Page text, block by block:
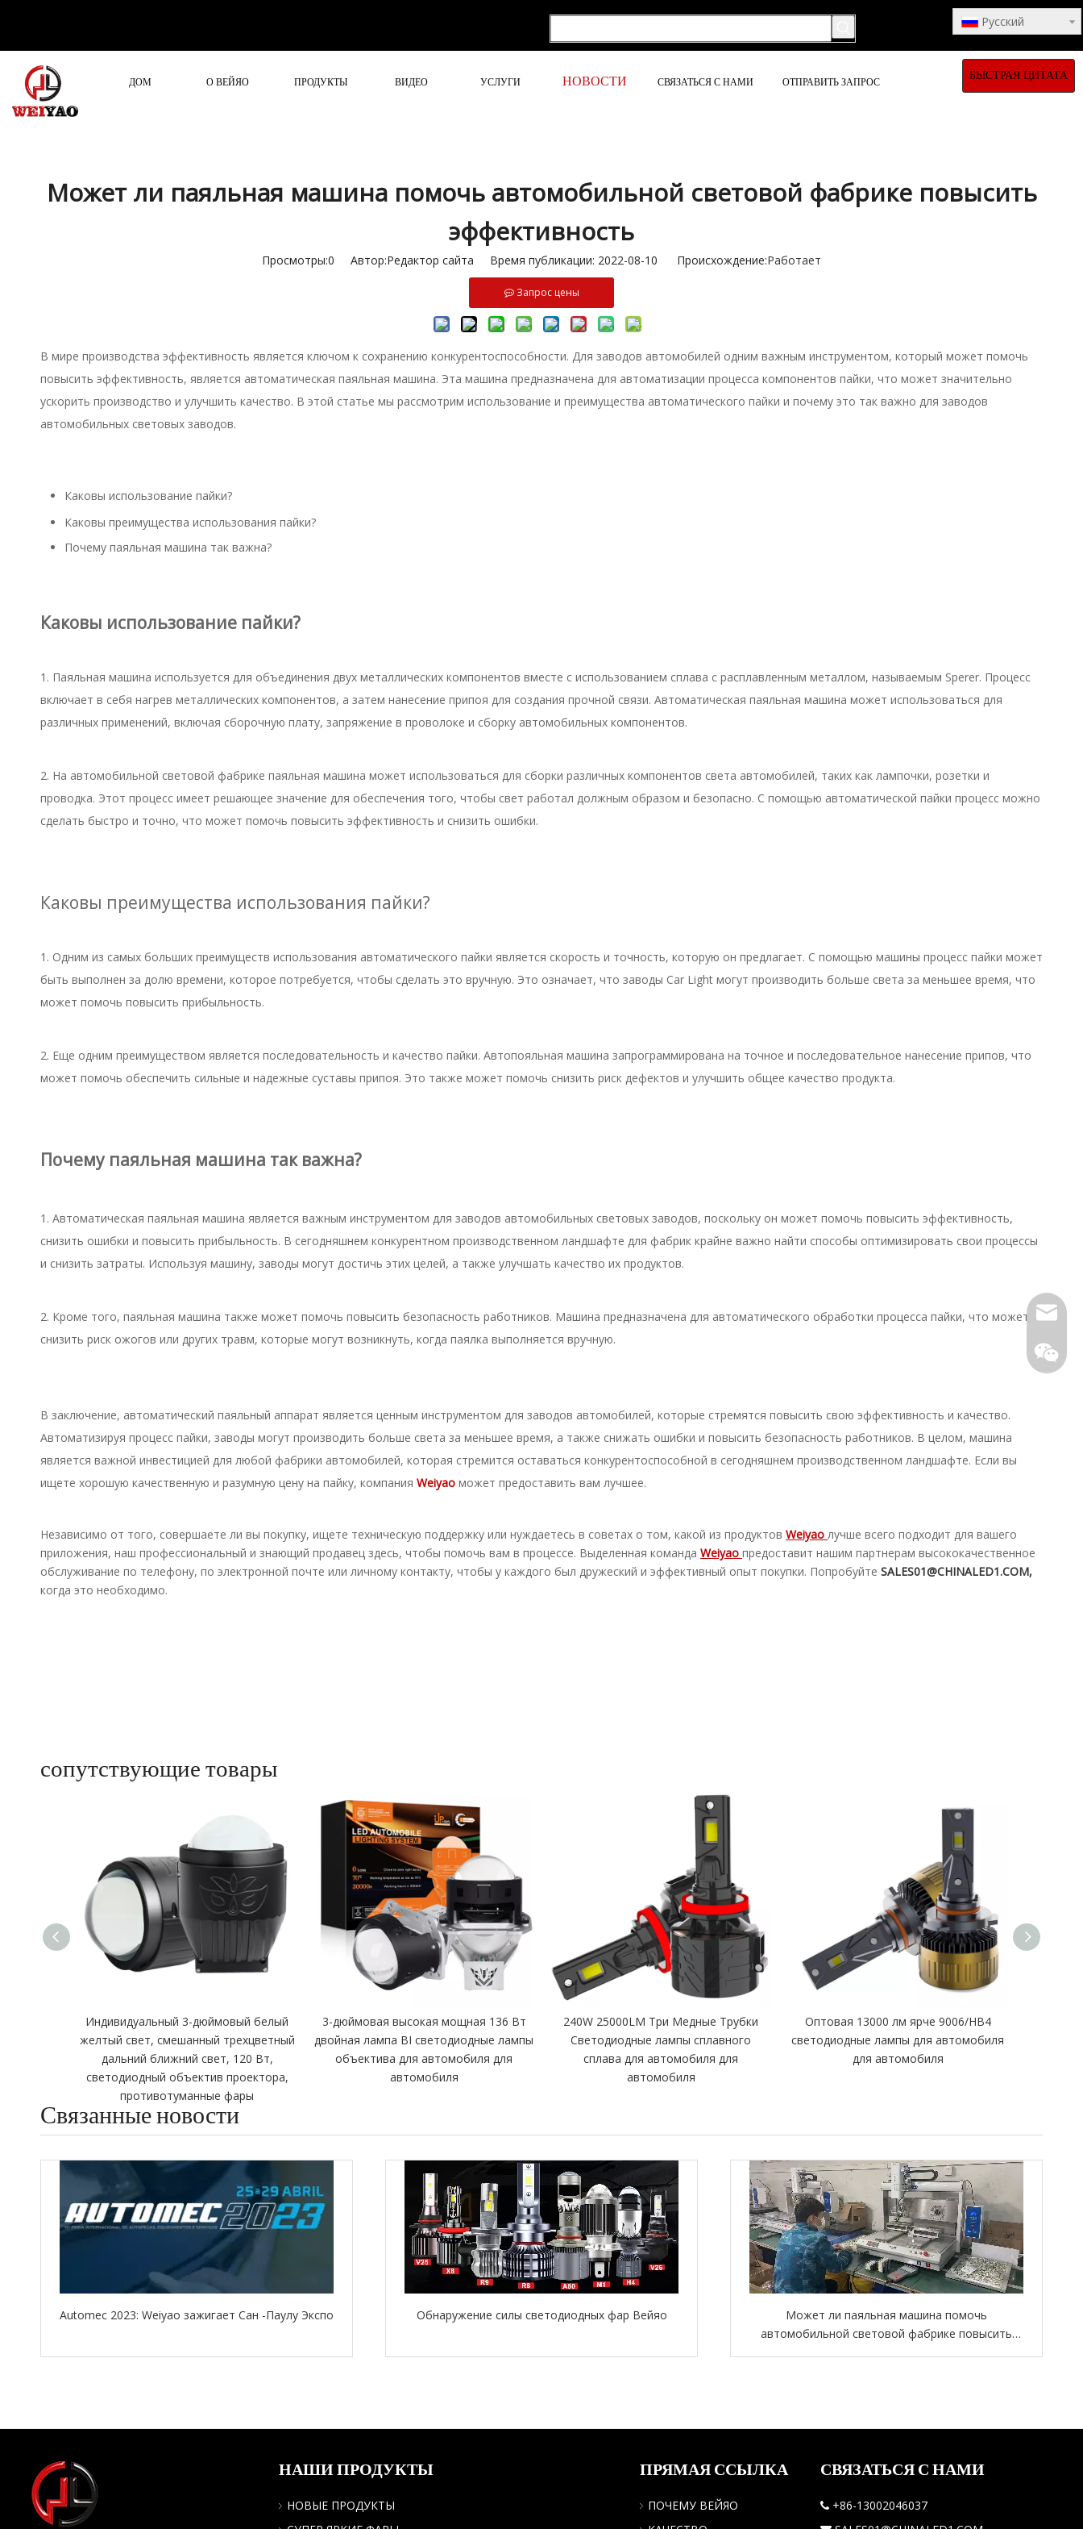
Pусский
ДОМ О ВЕЙЯО ПРОДУКТЫ ВИДЕО УСЛУГИ НОВОСТИ СВЯЗАТЬСЯ С НАМИ ОТПРАВИТЬ ЗАПРОС БЫСТРАЯ ЦИТАТА
Может ли паяльная машина помочь автомобильной световой фабрике повысить
эффективность
Просмотры:0 Автор:Pедактор сайта Время публикации: 2022-08-10 Происхождение:Работает
Запрос цены
В мире производства эффективность является ключом к сохранению конкурентоспособности. Для заводов автомобилей одним важным инструментом, который может помочь
повысить эффективность, является автоматическая паяльная машина. Эта машина предназначена для автоматизации процесса компонентов пайки, что может значительно
ускорить производство и улучшить качество. В этой статье мы рассмотрим использование и преимущества автоматического пайки и почему это так важно для заводов
автомобильных световых заводов.
Каковы использование пайки?
Каковы преимущества использования пайки?
Почему паяльная машина так важна?
Каковы использование пайки?
1. Паяльная машина используется для объединения двух металлических компонентов вместе с использованием сплава с расплавленным металлом, называемым Sperer. Процесс
включает в себя нагрев металлических компонентов, а затем нанесение припоя для создания прочной связи. Автоматическая паяльная машина может использоваться для
различных применений, включая сборочную плату, запряжение в проволоке и сборку автомобильных компонентов.
2. На автомобильной световой фабрике паяльная машина может использоваться для сборки различных компонентов света автомобилей, таких как лампочки, розетки и
проводка. Этот процесс имеет решающее значение для обеспечения того, чтобы свет работал должным образом и безопасно. С помощью автоматической пайки процесс можно
сделать быстро и точно, что может помочь повысить эффективность и снизить ошибки.
Каковы преимущества использования пайки?
1. Одним из самых больших преимуществ использования автоматического пайки является скорость и точность, которую он предлагает. С помощью машины процесс пайки может
быть выполнен за долю времени, которое потребуется, чтобы сделать это вручную. Это означает, что заводы Car Light могут производить больше света за меньшее время, что
может помочь повысить прибыльность.
2. Еще одним преимуществом является последовательность и качество пайки. Автопояльная машина запрограммирована на точное и последовательное нанесение припов, что
может помочь обеспечить сильные и надежные суставы припоя. Это также может помочь снизить риск дефектов и улучшить общее качество продукта.
Почему паяльная машина так важна?
1. Автоматическая паяльная машина является важным инструментом для заводов автомобильных световых заводов, поскольку он может помочь повысить эффективность,
снизить ошибки и повысить прибыльность. В сегодняшнем конкурентном производственном ландшафте для фабрик крайне важно найти способы оптимизировать свои процессы
и снизить затраты. Используя машину, заводы могут достичь этих целей, а также улучшать качество их продуктов.
2. Кроме того, паяльная машина также может помочь повысить безопасность работников. Машина предназначена для автоматического обработки процесса пайки, что может
снизить риск ожогов или других травм, которые могут возникнуть, когда паялка выполняется вручную.
В заключение, автоматический паяльный аппарат является ценным инструментом для заводов автомобилей, которые стремятся повысить свою эффективность и качество.
Автоматизируя процесс пайки, заводы могут производить больше света за меньшее время, а также снижать ошибки и повысить безопасность работников. В целом, машина
является важной инвестицией для любой фабрики автомобилей, которая стремится оставаться конкурентоспособной в сегодняшнем производственном ландшафте. Если вы
ищете хорошую качественную и разумную цену на пайку, компания Weiyao может предоставить вам лучшее.
Независимо от того, совершаете ли вы покупку, ищете техническую поддержку или нуждаетесь в советах о том, какой из продуктов Weiyao лучше всего подходит для вашего
приложения, наш профессиональный и знающий продавец здесь, чтобы помочь вам в процессе. Выделенная команда Weiyao предоставит нашим партнерам высококачественное
обслуживание по телефону, по электронной почте или личному контакту, чтобы у каждого был дружеский и эффективный опыт покупки. Попробуйте SALES01@CHINALED1.COM,
когда это необходимо.
сопутствующие товары
Индивидуальный 3-дюймовый белый
желтый свет, смешанный трехцветный
дальний ближний свет, 120 Вт,
светодиодный объектив проектора,
противотуманные фары
3-дюймовая высокая мощная 136 Вт
двойная лампа BI светодиодные лампы
объектива для автомобиля для
автомобиля
240W 25000LM Три Медные Трубки
Светодиодные лампы сплавного
сплава для автомобиля для
автомобиля
Оптовая 13000 лм ярче 9006/HB4
светодиодные лампы для автомобиля
для автомобиля
Связанные новости
Automec 2023: Weiyao зажигает Сан -Паулу Экспо Обнаружение силы светодиодных фар Вейяо
Может ли паяльная машина помочь
автомобильной световой фабрике повысить
НАШИ ПРОДУКТЫ
НОВЫЕ ПРОДУКТЫ
ПРЯМАЯ ССЫЛКА
ПОЧЕМУ ВЕЙЯО
СВЯЗАТЬСЯ С НАМИ
 +86-13002046037